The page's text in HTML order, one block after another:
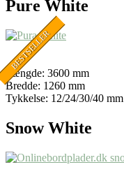
Pure White
Længde: 3600 mm
Bredde: 1260 mm
Tykkelse: 12/24/30/40 mm
Snow White